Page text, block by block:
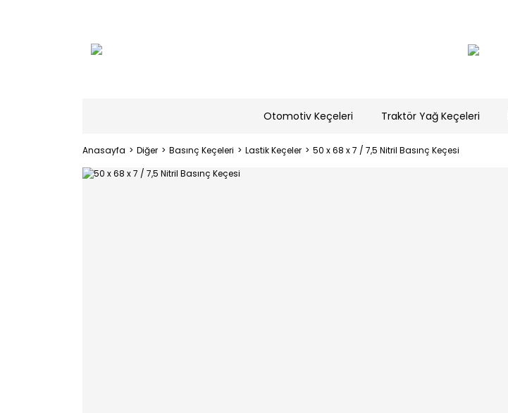
Otomotiv Keçeleri Traktör Yağ Keçeleri
Anasayfa Diğer Basınç Keçeleri Lastik Keçeler 50 x 68 x 7 / 7,5 Nitril Basınç Keçesi